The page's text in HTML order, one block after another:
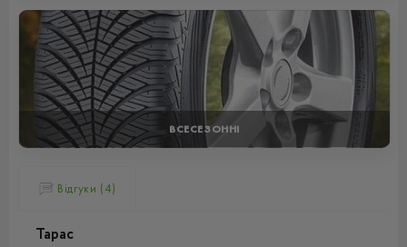
ВСЕСЕЗОННІ
Відгуки (4)
Тарас